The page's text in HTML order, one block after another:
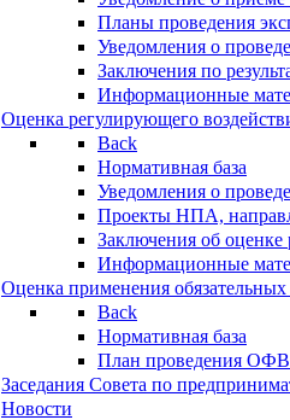
Планы проведения
Уведомления о
Заключения по
Информационные
Оценка регулирующего
Back
Нормативная база
Уведомления о
Проекты НПА,
Заключения об
Информационные
Оценка применения
Back
Нормативная база
План проведения
Заседания Совета по
Новости